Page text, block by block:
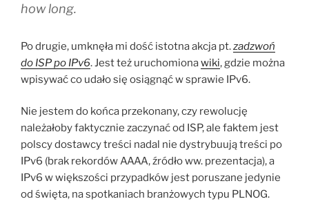
how long.
Po drugie, umknęła mi dość istotna akcja pt.zadzwoń
do ISP po IPv6. Jest też uruchomionawiki, gdzie można
wpisywać co udało się osiągnąć w sprawie IPv6.
Nie jestem do końca przekonany, czy rewolucję
należałoby faktycznie zaczynać od ISP, ale faktem jest
polscy dostawcy treści nadal nie dystrybuują treści po
IPv6 (brak rekordów AAAA, źródło ww. prezentacja), a
IPv6 w większości przypadków jest poruszane jedynie
od święta, na spotkaniach branżowych typu PLNOG.